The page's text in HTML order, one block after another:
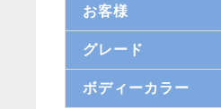
お客様
グレード
ボディーカラー